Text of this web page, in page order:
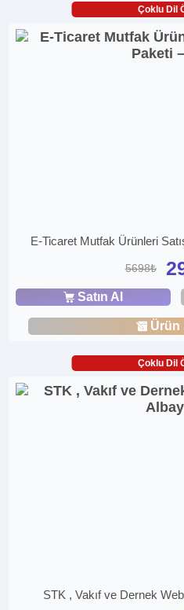
Çoklu Dil
E-Ticaret Mutfak Ürünleri
5698₺
Satın Al
Ürün
Çoklu Dil
STK , Vakıf ve Dernek